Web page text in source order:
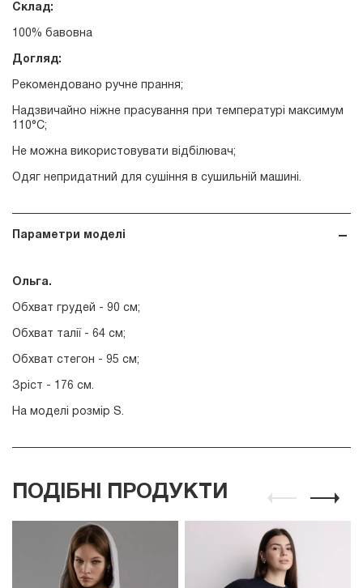
Склад:
100% бавовна
Догляд:
Рекомендовано ручне прання;
Надзвичайно ніжне прасування при температурі максимум
110°С;
Не можна використовувати відбілювач;
Одяг непридатний для сушіння в сушильній машині.
Параметри моделі
Ольга.
Обхват грудей - 90 см;
Обхват талії - 64 см;
Обхват стегон - 95 см;
Зріст - 176 см.
На моделі розмір S.
ПОДІБНІ ПРОДУКТИ